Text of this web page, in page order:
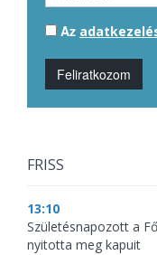
Az
Feliratkozom
FRISS
13:10
Születésnapozott a
nyitotta meg kapuit